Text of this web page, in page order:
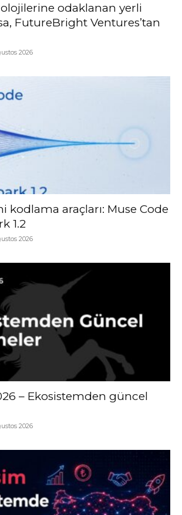
odaklanan yerli
FutureBright Ventures’tan
2026
kodlama araçları: Muse Code
1.2
2026
– Ekosistemden güncel
2026